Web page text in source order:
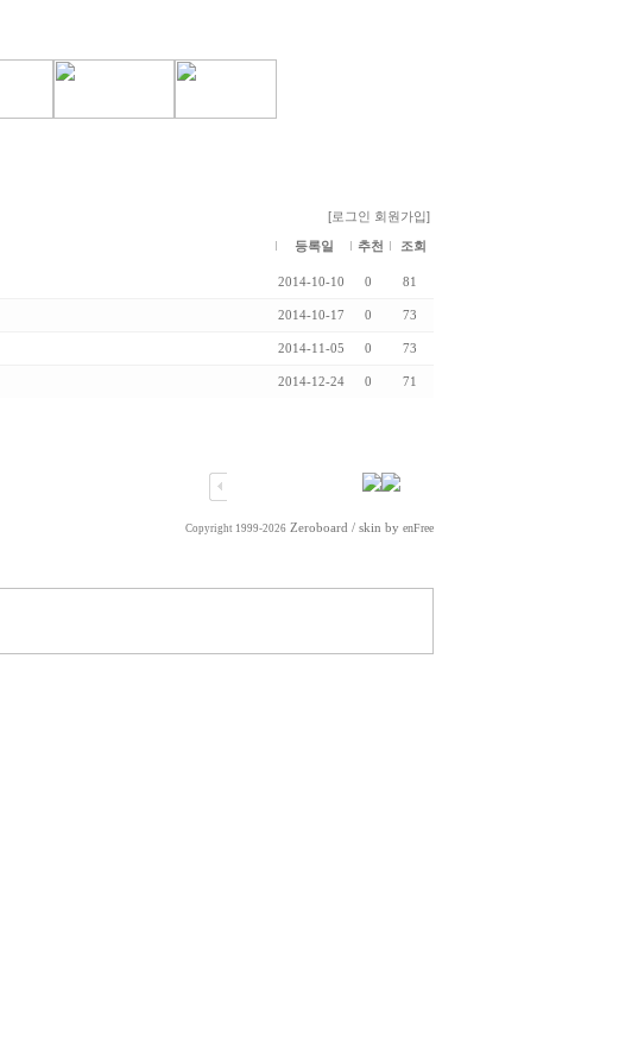
[로그인 회원가입]
등록일 추천 조회
2014-10-10 0 81
2014-10-17 0 73
2014-11-05 0 73
2014-12-24 0 71
Copyright 1999-2026 Zeroboard / skin by enFree